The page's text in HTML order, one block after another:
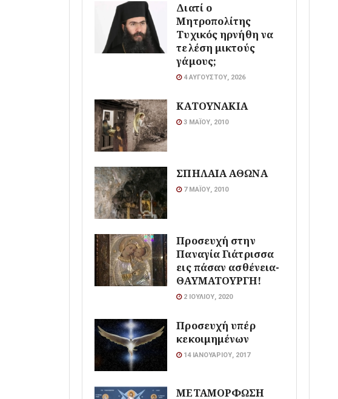
Διατί ο
Μητροπολίτης
Τυχικός ηρνήθη να
τελέση μικτούς
γάμους;
4 ΑΥΓΟΎΣΤΟΥ, 2026
ΚΑΤΟΥΝΑΚΙΑ
3 ΜΑΪ́ΟΥ, 2010
ΣΠΗΛΑΙΑ ΑΘΩΝΑ
7 ΜΑΪ́ΟΥ, 2010
Προσευχή στην
Παναγία Γιάτρισσα
εις πάσαν ασθένεια-
ΘΑΥΜΑΤΟΥΡΓΗ!
2 ΙΟΥΛΊΟΥ, 2020
Προσευχή υπέρ
κεκοιμημένων
14 ΙΑΝΟΥΑΡΊΟΥ, 2017
ΜΕΤΑΜΟΡΦΩΣΗ